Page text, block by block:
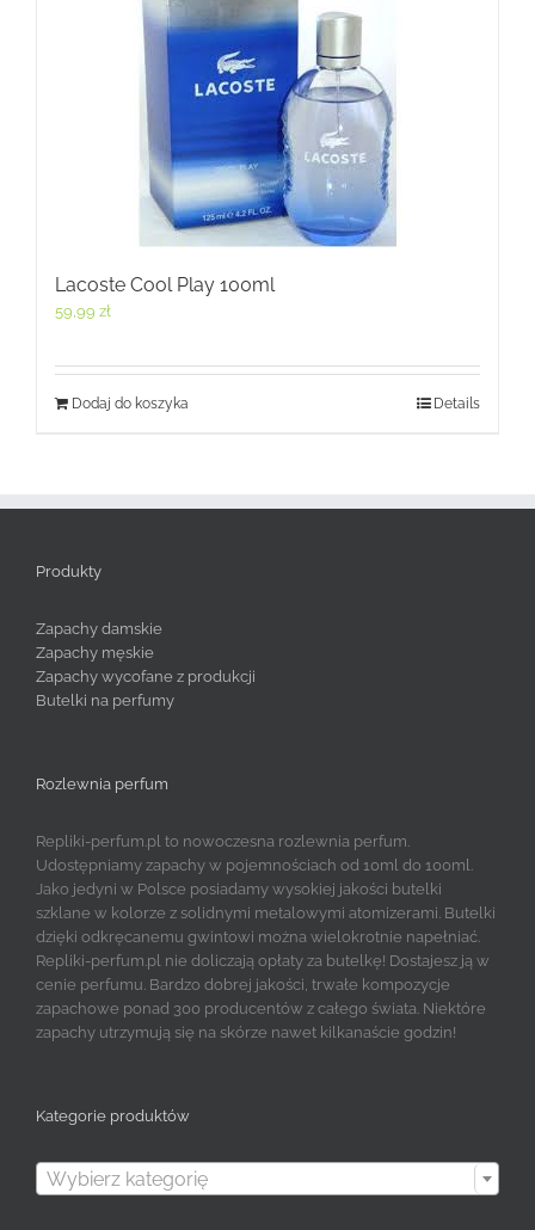
Lacoste Cool Play 100ml
59,99 zł
Dodaj do koszyka Details
Produkty
Zapachy damskie
Zapachy męskie
Zapachy wycofane z produkcji
Butelki na perfumy
Rozlewnia perfum
Repliki-perfum.pl to nowoczesna rozlewnia perfum.
Udostępniamy zapachy w pojemnościach od 10ml do 100ml.
Jako jedyni w Polsce posiadamy wysokiej jakości butelki
szklane w kolorze z solidnymi metalowymi atomizerami. Butelki
dzięki odkręcanemu gwintowi można wielokrotnie napełniać.
Repliki-perfum.pl nie doliczają opłaty za butelkę! Dostajesz ją w
cenie perfumu. Bardzo dobrej jakości, trwałe kompozycje
zapachowe ponad 300 producentów z całego świata. Niektóre
zapachy utrzymują się na skórze nawet kilkanaście godzin!
Kategorie produktów
Wybierz kategorię